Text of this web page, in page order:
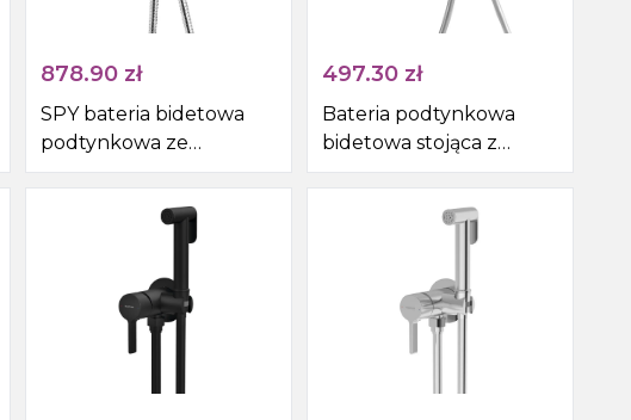
878.90 zł
SPY bateria bidetowa
podtynkowa ze
słuchawką i wężem,
497.30 zł
Bateria podtynkowa
bidetowa stojąca z
głowicą prysznicową i
toaletowy, chrom